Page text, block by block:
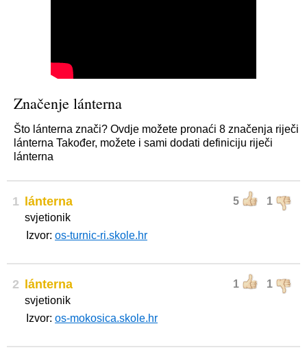
Značenje lánterna
Što lánterna znači? Ovdje možete pronaći 8 značenja riječi
lánterna Također, možete i sami dodati definiciju riječi
lánterna
1 5 1
lánterna
svjetionik
Izvor: os-turnic-ri.skole.hr
2 1 1
lánterna
svjetionik
Izvor: os-mokosica.skole.hr